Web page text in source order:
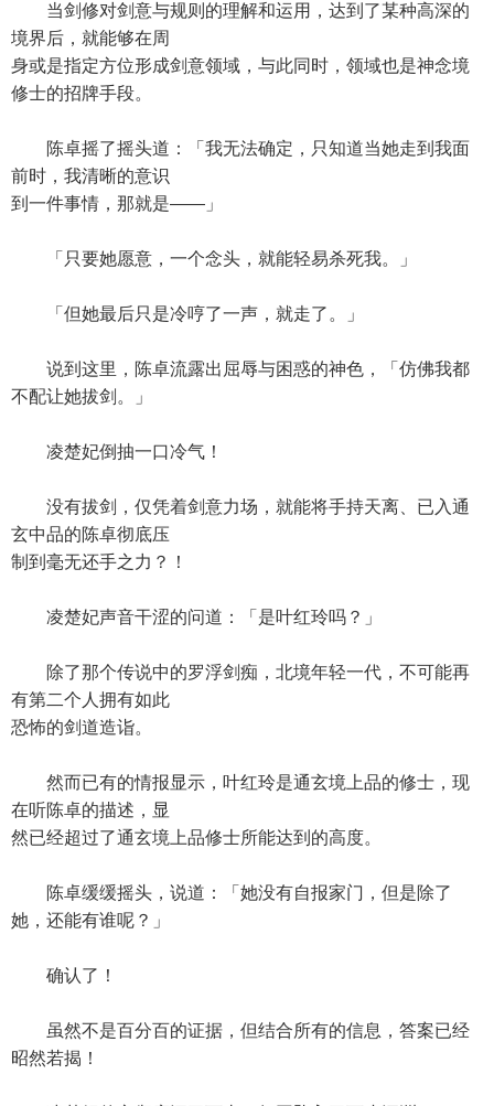
当剑修对剑意与规则的理解和运用，达到了某种高深的
境界后，就能够在周
身或是指定方位形成剑意领域，与此同时，领域也是神念境
修士的招牌手段。
陈卓摇了摇头道：「我无法确定，只知道当她走到我面
前时，我清晰的意识
到一件事情，那就是——」
「只要她愿意，一个念头，就能轻易杀死我。」
「但她最后只是冷哼了一声，就走了。」
说到这里，陈卓流露出屈辱与困惑的神色，「仿佛我都
不配让她拔剑。」
凌楚妃倒抽一口冷气！
没有拔剑，仅凭着剑意力场，就能将手持天离、已入通
玄中品的陈卓彻底压
制到毫无还手之力？！
凌楚妃声音干涩的问道：「是叶红玲吗？」
除了那个传说中的罗浮剑痴，北境年轻一代，不可能再
有第二个人拥有如此
恐怖的剑道造诣。
然而已有的情报显示，叶红玲是通玄境上品的修士，现
在听陈卓的描述，显
然已经超过了通玄境上品修士所能达到的高度。
陈卓缓缓摇头，说道：「她没有自报家门，但是除了
她，还能有谁呢？」
确认了！
虽然不是百分百的证据，但结合所有的信息，答案已经
昭然若揭！